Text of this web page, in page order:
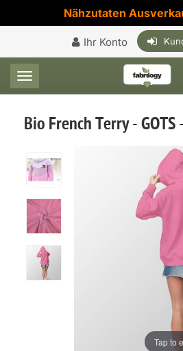
Nähzutaten
Ihr Konto
Toggle navigation
Bio French Terry - GOTS
Tap to